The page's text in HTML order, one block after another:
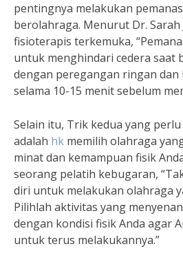
pentingnya melakukan
berolahraga. Menurut Dr.
fisioterapis terkemuka,
untuk menghindari cedera saat
dengan peregangan ringan
selama 10-15 menit sebelum
Selain itu, Trik kedua yang
adalah hk memilih olahraga
minat dan kemampuan fisik
seorang pelatih kebugaran,
diri untuk melakukan olahraga
Pilihlah aktivitas yang
dengan kondisi fisik Anda agar
untuk terus melakukannya.”